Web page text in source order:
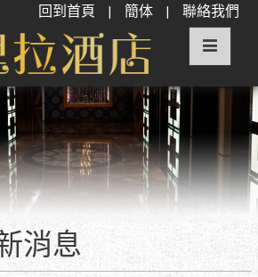
回到首頁 | 簡体 | 聯絡我們
消息